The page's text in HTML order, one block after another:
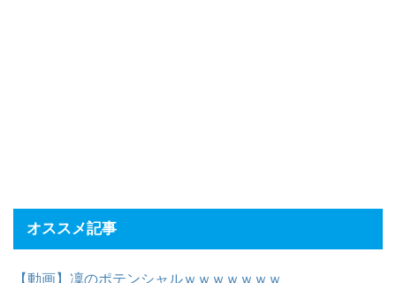
オススメ記事
【動画】凜のポテンシャルｗｗｗｗｗｗｗ